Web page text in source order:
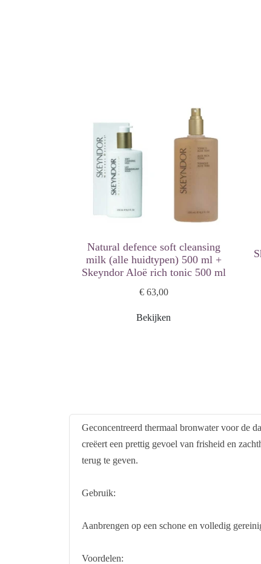
Natural defence soft cleansing
milk (alle huidtypen) 500 ml +
Skeyndor Aloë rich tonic 500 ml
€ 63,00
Bekijken
Geconcentreerd thermaal bronwater voor de
creëert een prettig gevoel van frisheid en
terug te geven.
Gebruik:
Aanbrengen op een schone en volledig
Voordelen: